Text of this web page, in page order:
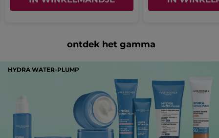
ontdek het gamma
HYDRA WATER-PLUMP